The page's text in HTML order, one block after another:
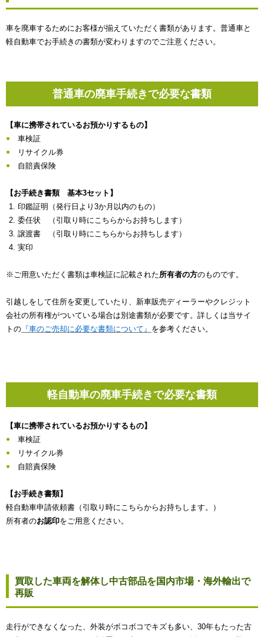
車を廃車するためにお客様が揃えていただく書類があります。普通車と
軽自動車でお手続きの書類が変わりますのでご注意ください。
普通車の廃車手続きで必要な書類
【車に携帯されているお預かりするもの】
車検証
リサイクル券
自賠責保険
【お手続き書類 基本3セット】
印鑑証明（発行日より3か月以内のもの）
委任状 （引取り時にこちらからお持ちします）
譲渡書 （引取り時にこちらからお持ちします）
実印
※ご用意いただく書類は車検証に記載された所有者の方のものです。
引越しをして住所を変更していたり、新車販売ディーラーやクレジット
会社の所有権がついている場合は別途書類が必要です。詳しくは当サイ
トの 『車のご売却に必要な書類について』 を参考ください。
軽自動車の廃車手続きで必要な書類
【車に携帯されているお預かりするもの】
車検証
リサイクル券
自賠責保険
【お手続き書類】
軽自動車申請依頼書（引取り時にこちらからお持ちします。）
所有者のお認印をご用意ください。
買取した車両を解体し中古部品を国内市場・海外輸出で
再販
走行ができなくなった、外装がボコボコでキズも多い、30年もたった古